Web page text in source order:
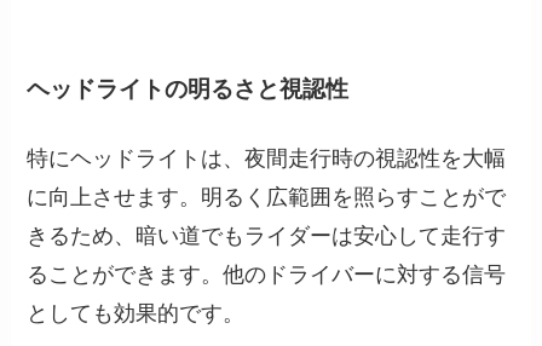
ヘッドライトの明るさと視認性
特にヘッドライトは、夜間走行時の視認性を大幅
に向上させます。明るく広範囲を照らすことがで
きるため、暗い道でもライダーは安心して走行す
ることができます。他のドライバーに対する信号
としても効果的です。